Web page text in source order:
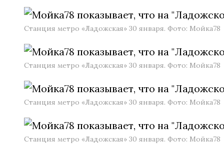
Станция метро «Ладожская» 30 января. Фото: Мойка78
Станция метро «Ладожская» 30 января. Фото: Мойка78
Станция метро «Ладожская» 30 января. Фото: Мойка78
Станция метро «Ладожская» 30 января. Фото: Мойка78